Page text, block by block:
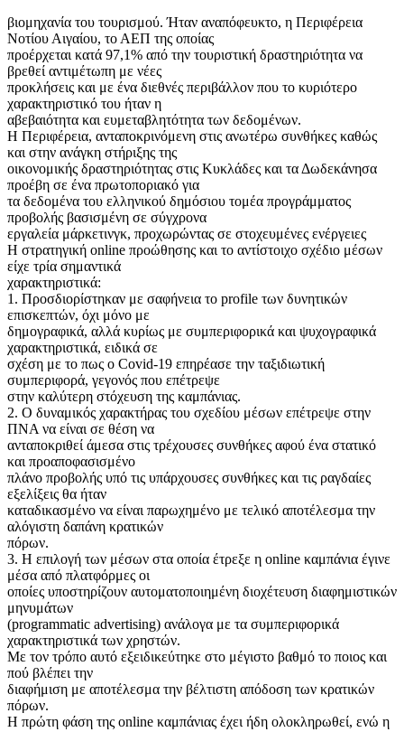
βιομηχανία του τουρισμού. Ήταν αναπόφευκτο, η Περιφέρεια
Νοτίου Αιγαίου, το ΑΕΠ της οποίας
προέρχεται κατά 97,1% από την τουριστική δραστηριότητα να
βρεθεί αντιμέτωπη με νέες
προκλήσεις και με ένα διεθνές περιβάλλον που το κυριότερο
χαρακτηριστικό του ήταν η
αβεβαιότητα και ευμεταβλητότητα των δεδομένων.
Η Περιφέρεια, ανταποκρινόμενη στις ανωτέρω συνθήκες καθώς
και στην ανάγκη στήριξης της
οικονομικής δραστηριότητας στις Κυκλάδες και τα Δωδεκάνησα
προέβη σε ένα πρωτοποριακό για
τα δεδομένα του ελληνικού δημόσιου τομέα προγράμματος
προβολής βασισμένη σε σύγχρονα
εργαλεία μάρκετινγκ, προχωρώντας σε στοχευμένες ενέργειες
H στρατηγική online προώθησης και το αντίστοιχο σχέδιο μέσων
είχε τρία σημαντικά
χαρακτηριστικά:
1. Προσδιορίστηκαν με σαφήνεια το profile των δυνητικών
επισκεπτών, όχι μόνο με
δημογραφικά, αλλά κυρίως με συμπεριφορικά και ψυχογραφικά
χαρακτηριστικά, ειδικά σε
σχέση με το πως ο Covid-19 επηρέασε την ταξιδιωτική
συμπεριφορά, γεγονός που επέτρεψε
στην καλύτερη στόχευση της καμπάνιας.
2. Ο δυναμικός χαρακτήρας του σχεδίου μέσων επέτρεψε στην
ΠΝΑ να είναι σε θέση να
ανταποκριθεί άμεσα στις τρέχουσες συνθήκες αφού ένα στατικό
και προαποφασισμένο
πλάνο προβολής υπό τις υπάρχουσες συνθήκες και τις ραγδαίες
εξελίξεις θα ήταν
καταδικασμένο να είναι παρωχημένο με τελικό αποτέλεσμα την
αλόγιστη δαπάνη κρατικών
πόρων.
3. Η επιλογή των μέσων στα οποία έτρεξε η online καμπάνια έγινε
μέσα από πλατφόρμες οι
οποίες υποστηρίζουν αυτοματοποιημένη διοχέτευση διαφημιστικών
μηνυμάτων
(programmatic advertising) ανάλογα με τα συμπεριφορικά
χαρακτηριστικά των χρηστών.
Με τον τρόπο αυτό εξειδικεύτηκε στο μέγιστο βαθμό το ποιος και
πού βλέπει την
διαφήμιση με αποτέλεσμα την βέλτιστη απόδοση των κρατικών
πόρων.
Η πρώτη φάση της online καμπάνιας έχει ήδη ολοκληρωθεί, ενώ η